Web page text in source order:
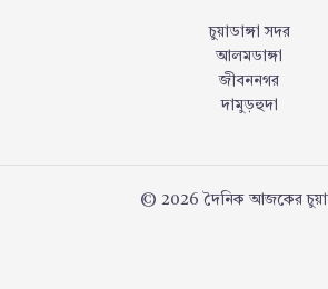
চুয়াডাঙ্গা সদর
আলমডাঙ্গা
জীবননগর
দামুড়হুদা
© 2026 দৈনিক আজকের